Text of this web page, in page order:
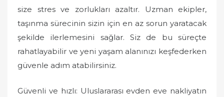
size stres ve zorlukları azaltır. Uzman ekipler,
taşınma sürecinin sizin için en az sorun yaratacak
şekilde ilerlemesini sağlar. Siz de bu süreçte
rahatlayabilir ve yeni yaşam alanınızı keşfederken
güvenle adım atabilirsiniz.
Güvenli ve hızlı: Uluslararası evden eve nakliyatın